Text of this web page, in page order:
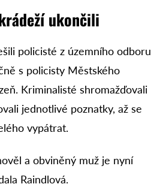
ukončili
policisté z územního odboru
s policisty Městského
Kriminalisté shromažďovali
jednotlivé poznatky, až se
vypátrat.
a obviněný muž je nyní
Raindlová.